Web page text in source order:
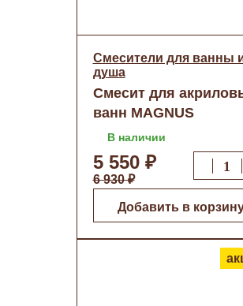
Смесители для ванны
душа
Смесит для
ванн MAGNUS
шаровый нерж.сталь
(9190) о/н
В наличии
5 550 ₽
6 930 ₽
Добавить в